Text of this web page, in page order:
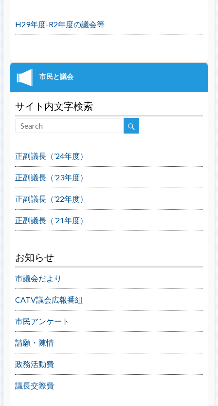
H29年度-R2年度の議会等
サイト内文字検索
正副議長（’24年度）
正副議長（’23年度）
正副議長（’22年度）
正副議長（’21年度）
お知らせ
市議会だより
CATV議会広報番組
市民アンケート
請願・陳情
政務活動費
議長交際費